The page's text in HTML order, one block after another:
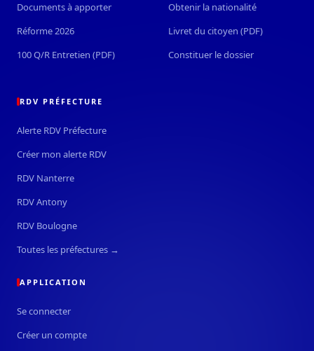
Documents à apporter
Réforme 2026
100 Q/R Entretien (PDF)
Obtenir la nationalité
Livret du citoyen (PDF)
Constituer le dossier
RDV PRÉFECTURE
Alerte RDV Préfecture
Créer mon alerte RDV
RDV Nanterre
RDV Antony
RDV Boulogne
Toutes les préfectures →
APPLICATION
Se connecter
Créer un compte